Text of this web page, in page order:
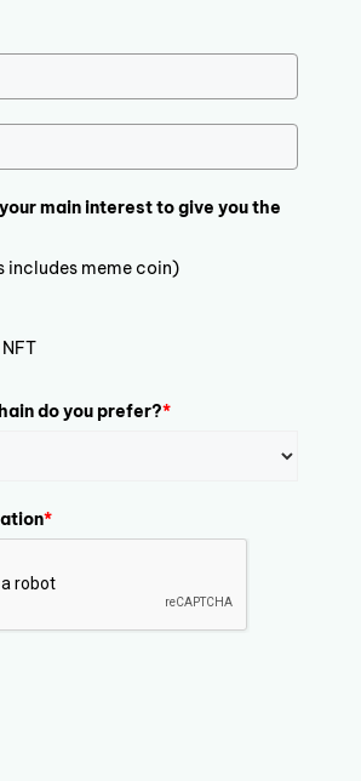
main interest to give you the
includes meme coin)
do you prefer?*
*